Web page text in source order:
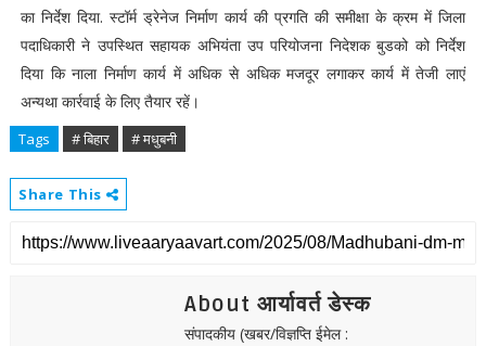
का निर्देश दिया. स्टॉर्म ड्रेनेज निर्माण कार्य की प्रगति की समीक्षा के क्रम में जिला
पदाधिकारी ने उपस्थित सहायक अभियंता उप परियोजना निदेशक बुडको को निर्देश
दिया कि नाला निर्माण कार्य में अधिक से अधिक मजदूर लगाकर कार्य में तेजी लाएं
अन्यथा कार्रवाई के लिए तैयार रहें।
Tags # बिहार # मधुबनी
Share This
About आर्यावर्त डेस्क
संपादकीय (खबर/विज्ञप्ति ईमेल :